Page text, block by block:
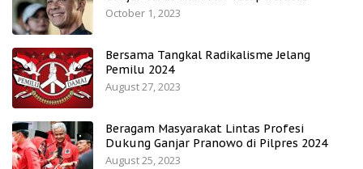
October 1, 2023
Bersama Tangkal Radikalisme Jelang
Pemilu 2024
August 27, 2023
Beragam Masyarakat Lintas Profesi
Dukung Ganjar Pranowo di Pilpres 2024
August 25, 2023